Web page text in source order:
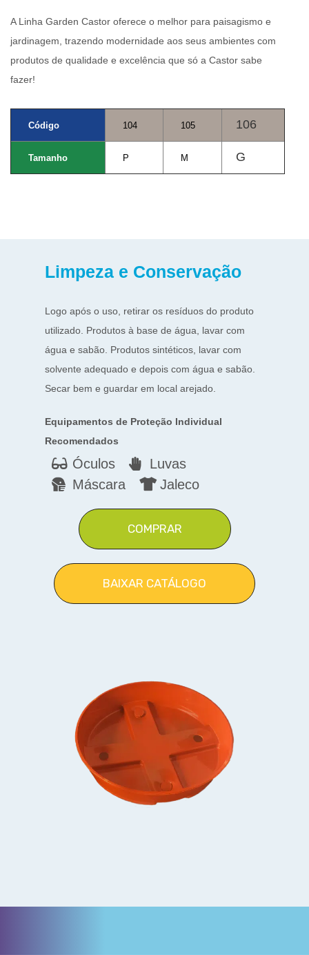
A Linha Garden Castor oferece o melhor para paisagismo e
jardinagem, trazendo modernidade aos seus ambientes com
produtos de qualidade e excelência que só a Castor sabe
fazer!
Código 104 105 106
Tamanho P M G
Limpeza e Conservação
Logo após o uso, retirar os resíduos do produto
utilizado. Produtos à base de água, lavar com
água e sabão. Produtos sintéticos, lavar com
solvente adequado e depois com água e sabão.
Secar bem e guardar em local arejado.
Equipamentos de Proteção Individual
Recomendados
Óculos
Luvas
Máscara
Jaleco
COMPRAR
BAIXAR CATÁLOGO